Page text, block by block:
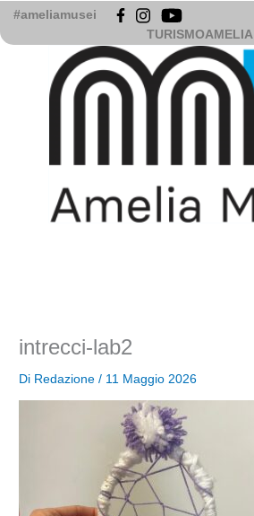
Vai
contenuto
#ameliamusei
TURISMOAMELIA
intrecci-lab2
Di Redazione/ 11 Maggio 2026